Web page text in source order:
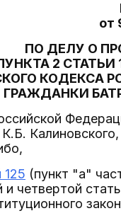
от
ПО ДЕЛУ О
2 СТАТЬИ
КОДЕКСА
ГРАЖДАНКИ
125 (пункт "а"
четвертой